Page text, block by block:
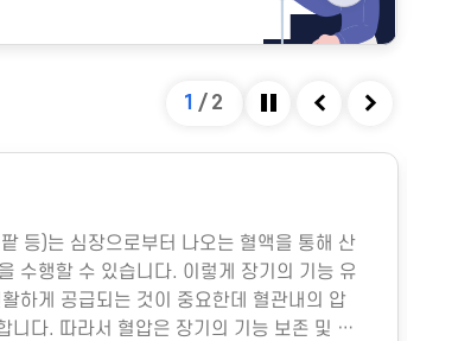
1 / 2
등)는 심장으로부터 나오는 혈액을 통해 산
수행할 수 있습니다. 이렇게 장기의 기능 유
하게 공급되는 것이 중요한데 혈관내의 압
니다. 따라서 혈압은 장기의 기능 보존 및 생